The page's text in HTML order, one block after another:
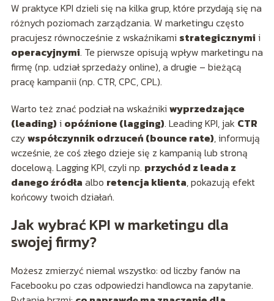
W praktyce KPI dzieli się na kilka grup, które przydają się na
różnych poziomach zarządzania. W marketingu często
pracujesz równocześnie z wskaźnikami strategicznymi i
operacyjnymi. Te pierwsze opisują wpływ marketingu na
firmę (np. udział sprzedaży online), a drugie – bieżącą
pracę kampanii (np. CTR, CPC, CPL).
Warto też znać podział na wskaźniki wyprzedzające
(leading) i opóźnione (lagging). Leading KPI, jak CTR
czywspółczynnik odrzuceń (bounce rate), informują
wcześnie, że coś złego dzieje się z kampanią lub stroną
docelową. Lagging KPI, czyli np. przychód z leada z
danego źródła albo retencja klienta, pokazują efekt
końcowy twoich działań.
Jak wybrać KPI w marketingu dla
swojej firmy?
Możesz zmierzyć niemal wszystko: od liczby fanów na
Facebooku po czas odpowiedzi handlowca na zapytanie.